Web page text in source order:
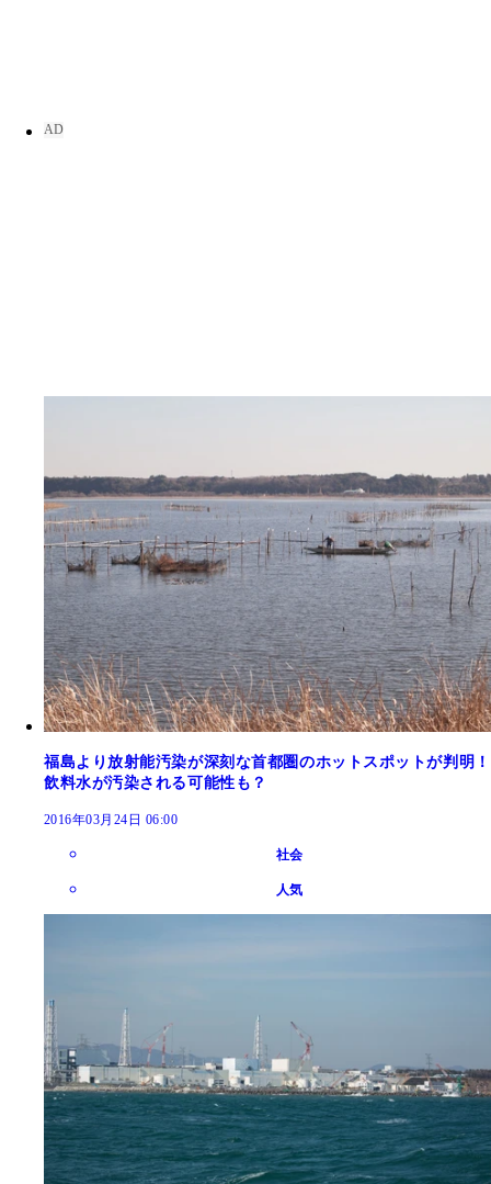
福島より放射能汚染が深刻な首都圏のホットスポットが判明！
飲料水が汚染される可能性も？
2016年03月24日 06:00
社会
人気